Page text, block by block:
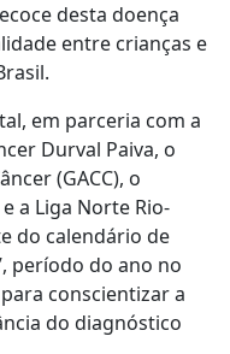
desta doença
entre crianças e
em parceria com a
Durval Paiva, o
(GACC), o
a Liga Norte Rio-
do calendário de
período do ano no
conscientizar a
do diagnóstico